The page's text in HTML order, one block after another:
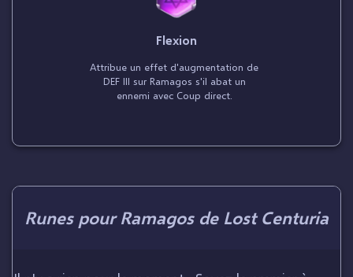
Flexion
Attribue un effet d'augmentation de
DEF III sur Ramagos s'il abat un
ennemi avec Coup direct.
Runes pour Ramagos de Lost Centuria